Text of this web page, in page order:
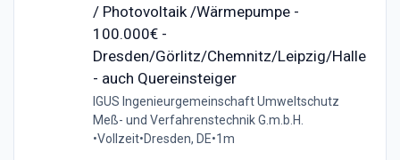
/ Photovoltaik /Wärmepumpe -
100.000€ -
Dresden/Görlitz/Chemnitz/Leipzig/Halle
- auch Quereinsteiger
IGUS Ingenieurgemeinschaft Umweltschutz
Meß- und Verfahrenstechnik G.m.b.H.
•Vollzeit•Dresden, DE•1m